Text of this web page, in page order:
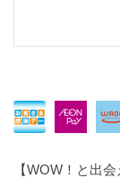
【WOW！と出